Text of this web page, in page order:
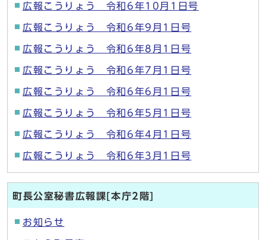
広報こうりょう 令和6年10月1日号
広報こうりょう 令和6年9月1日号
広報こうりょう 令和6年8月1日号
広報こうりょう 令和6年7月1日号
広報こうりょう 令和6年6月1日号
広報こうりょう 令和6年5月1日号
広報こうりょう 令和6年4月1日号
広報こうりょう 令和6年3月1日号
町長公室秘書広報課[本庁2階]
お知らせ